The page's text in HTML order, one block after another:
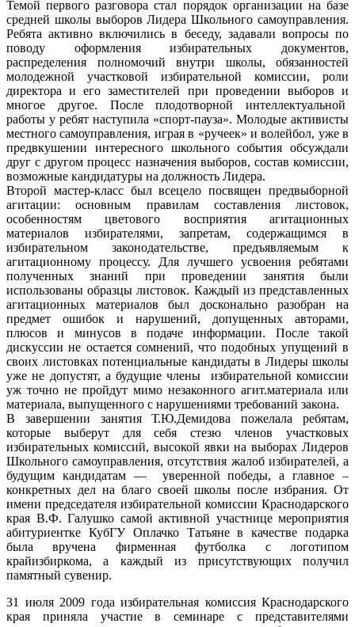
Темой первого разговора стал порядок организации на базе
средней школы выборов Лидера Школьного самоуправления.
Ребята активно включились в беседу, задавали вопросы по
поводу оформления избирательных документов,
распределения полномочий внутри школы, обязанностей
молодежной участковой избирательной комиссии, роли
директора и его заместителей при проведении выборов и
многое другое. После плодотворной интеллектуальной
работы у ребят наступила «спорт-пауза». Молодые активисты
местного самоуправления, играя в «ручеек» и волейбол, уже в
предвкушении интересного школьного события обсуждали
друг с другом процесс назначения выборов, состав комиссии,
возможные кандидатуры на должность Лидера.
Второй мастер-класс был всецело посвящен предвыборной
агитации: основным правилам составления листовок,
особенностям цветового восприятия агитационных
материалов избирателями, запретам, содержащимся в
избирательном законодательстве, предъявляемым к
агитационному процессу. Для лучшего усвоения ребятами
полученных знаний при проведении занятия были
использованы образцы листовок. Каждый из представленных
агитационных материалов был досконально разобран на
предмет ошибок и нарушений, допущенных авторами,
плюсов и минусов в подаче информации. После такой
дискуссии не остается сомнений, что подобных упущений в
своих листовках потенциальные кандидаты в Лидеры школы
уже не допустят, а будущие члены избирательной комиссии
уж точно не пройдут мимо незаконного агит.материала или
материала, выпущенного с нарушениями требований закона.
В завершении занятия Т.Ю.Демидова пожелала ребятам,
которые выберут для себя стезю членов участковых
избирательных комиссий, высокой явки на выборах Лидеров
Школьного самоуправления, отсутствия жалоб избирателей, а
будущим кандидатам — уверенной победы, а главное –
конкретных дел на благо своей школы после избрания. От
имени председателя избирательной комиссии Краснодарского
края В.Ф. Галушко самой активной участнице мероприятия
абитуриентке КубГУ Оплачко Татьяне в качестве подарка
была вручена фирменная футболка с логотипом
крайизбиркома, а каждый из присутствующих получил
памятный сувенир.
31 июля 2009 года избирательная комиссия Краснодарского
края приняла участие в семинаре с представителями